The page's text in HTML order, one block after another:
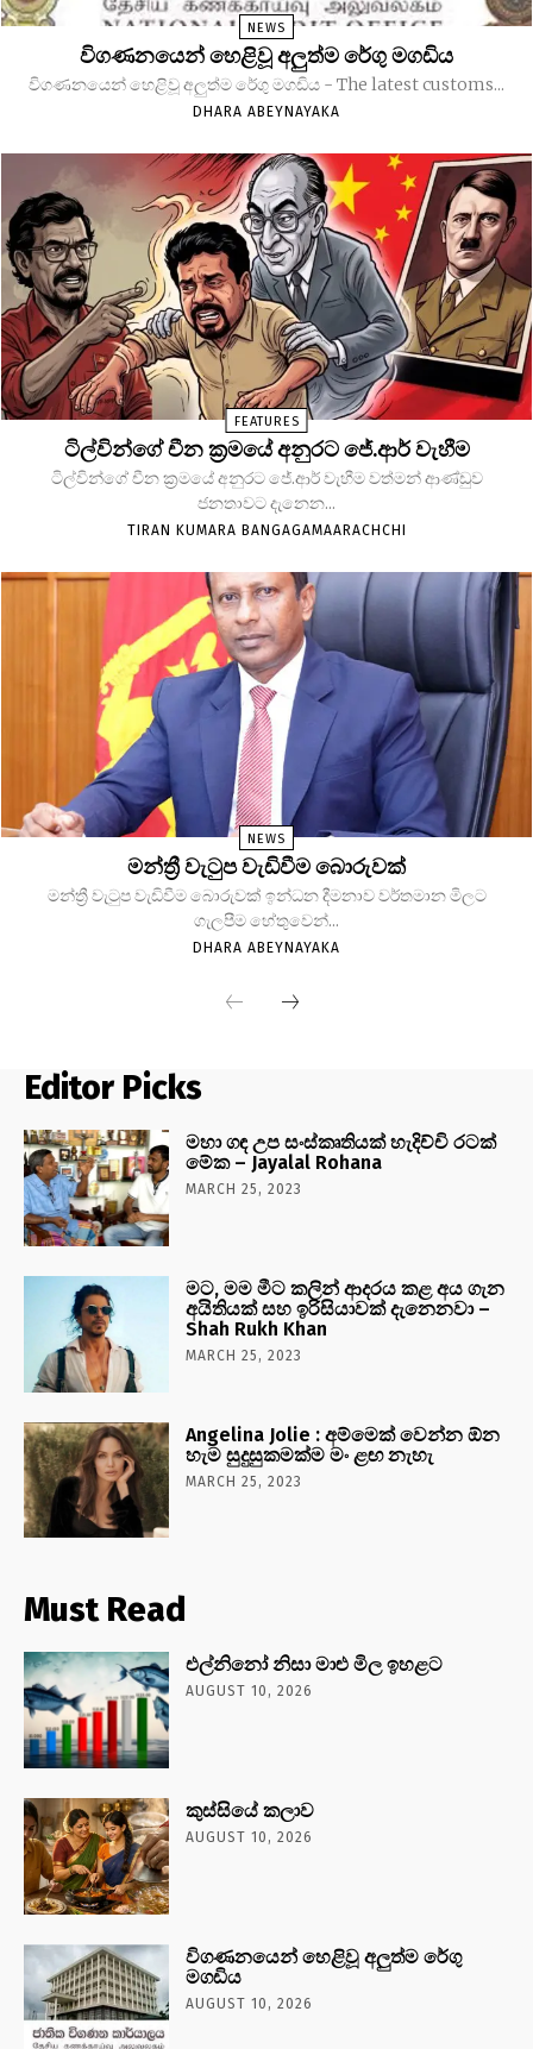
NEWS
විගණනයෙන් හෙළිවූ අලුත්ම රේගු මගඩිය
විගණනයෙන් හෙළිවූ අලුත්ම රේගු මගඩිය - The latest customs...
DHARA ABEYNAYAKA
FEATURES
ටිල්වින්ගේ චීන ක්‍රමයේ අනුරට ජේ.ආර් වැහීම
ටිල්වින්ගේ චීන ක්‍රමයේ අනුරට ජේ.ආර් වැහීම වත්මන් ආණ්ඩුව
ජනතාවට දැනෙන...
TIRAN KUMARA BANGAGAMAARACHCHI
NEWS
මන්ත්‍රී වැටුප වැඩිවීම බොරුවක්
මන්ත්‍රී වැටුප වැඩිවීම බොරුවක් ඉන්ධන දීමනාව වර්තමාන මිලට
ගැලපීම හේතුවෙන්...
DHARA ABEYNAYAKA
Editor Picks
මහා ගඳ උප සංස්කෘතියක් හැදිච්චි රටක්
මේක – Jayalal Rohana
MARCH 25, 2023
මට, මම මීට කලින් ආදරය කළ අය ගැන
අයිතියක් සහ ඉරිසියාවක් දැනෙනවා –
Shah Rukh Khan
MARCH 25, 2023
Angelina Jolie : අම්මෙක් වෙන්න ඕන
හැම සුදුසුකමක්ම මං ළඟ නැහැ
MARCH 25, 2023
Must Read
එල්නිනෝ නිසා මාළු මිල ඉහළට
AUGUST 10, 2026
කුස්සියේ කලාව
AUGUST 10, 2026
විගණනයෙන් හෙළිවූ අලුත්ම රේගු
මගඩිය
AUGUST 10, 2026